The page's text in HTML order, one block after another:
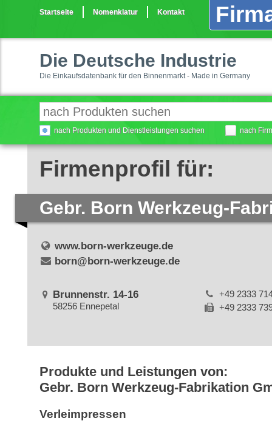
Startseite Nomenklatur Kontakt
Die Deutsche Industrie
Die Einkaufsdatenbank für den Binnenmarkt - Made in Germany
nach Produkten und Dienstleistungen suchen nach
Firmenprofil für:
Gebr. Born Werkzeug-
www.born-werkzeuge.de
born@born-werkzeuge.de
Brunnenstr. 14-16
58256 Ennepetal
+49 2333
+49 2333
Produkte und Leistungen von:
Gebr. Born Werkzeug-Fabrikation
Verleimpressen